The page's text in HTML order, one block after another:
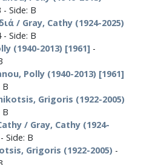
- Side: Β
/ Gray, Cathy (1924-2025)
- Side: Β
(1940-2013) [1961] -
Polly (1940-2013) [1961]
Β
Grigoris (1922-2005)
Β
/ Gray, Cathy (1924-
Side: Β
Grigoris (1922-2005) -